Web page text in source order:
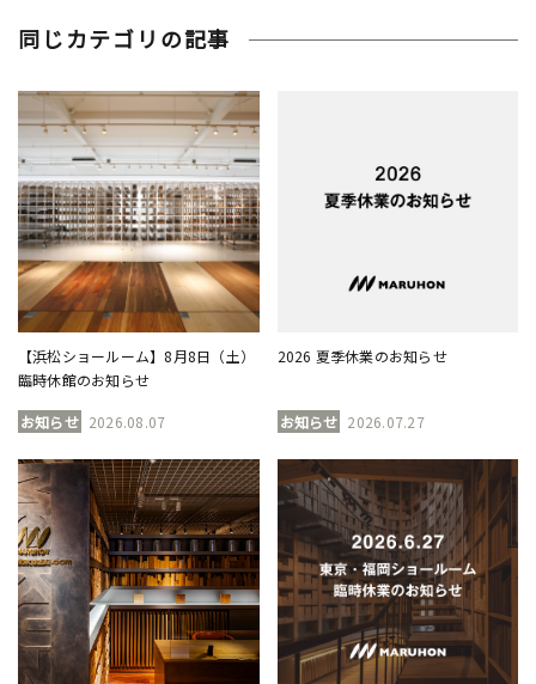
同じカテゴリの記事
【浜松ショールーム】8月8日（土）
臨時休館のお知らせ
お知らせ 2026.08.07
2026 夏季休業のお知らせ
お知らせ 2026.07.27